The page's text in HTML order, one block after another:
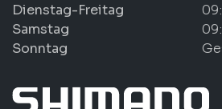
Dienstag-Freitag
Samstag
Sonntag